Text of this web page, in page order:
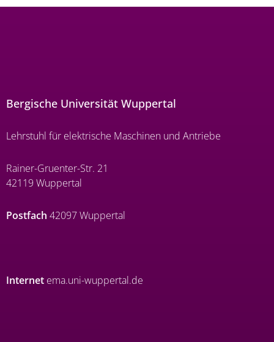
Bergische Universität Wuppertal
Lehrstuhl für elektrische Maschinen und Antriebe
Rainer-Gruenter-Str. 21
42119 Wuppertal
Postfach 42097 Wuppertal
Internet ema.uni-wuppertal.de